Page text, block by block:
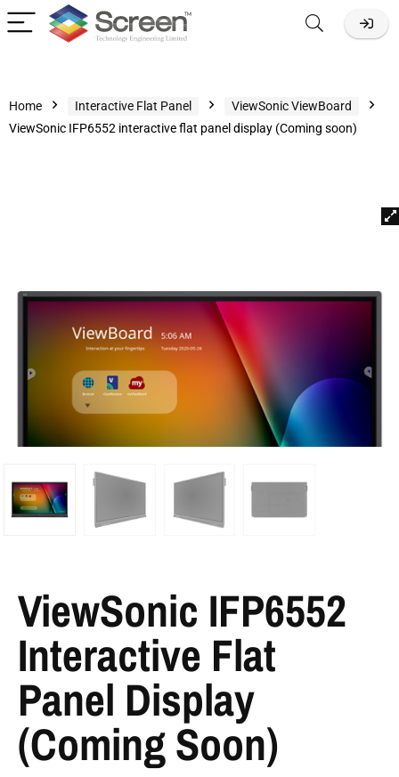
Home Interactive Flat Panel
ViewSonic ViewBoard
ViewSonic IFP6552 interactive flat panel display (Coming soon)
ViewSonic IFP6552
Interactive Flat
Panel Display
(Coming Soon)